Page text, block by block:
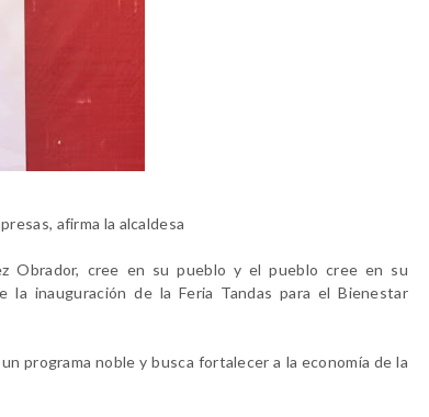
afirma la alcaldesa
Obrador, cree en su pueblo y el pueblo cree en su
la inauguración de la Feria Tandas para el Bienestar
programa noble y busca fortalecer a la economía de la